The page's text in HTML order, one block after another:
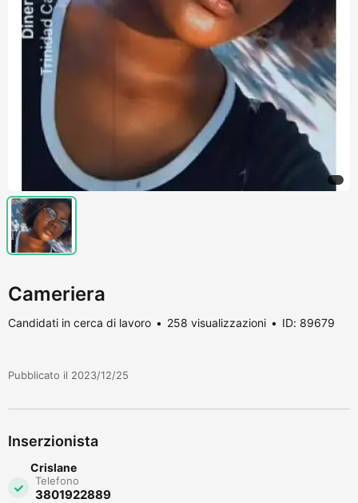
Cameriera
Candidati in cerca di lavoro 258 visualizzazioni ID: 89679
Pubblicato il 2023/12/25
Inserzionista
Crislane
Telefono
3801922889